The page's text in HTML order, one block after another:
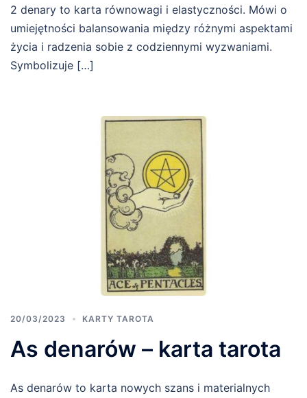
2 denary to karta równowagi i elastyczności. Mówi o
umiejętności balansowania między różnymi aspektami
życia i radzenia sobie z codziennymi wyzwaniami.
Symbolizuje […]
20/03/2023 KARTY TAROTA
As denarów – karta tarota
As denarów to karta nowych szans i materialnych